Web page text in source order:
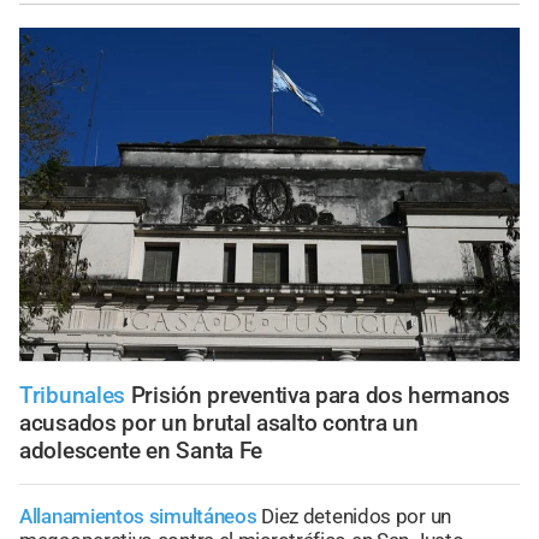
Tribunales Prisión preventiva para dos hermanos
acusados por un brutal asalto contra un
adolescente en Santa Fe
Allanamientos simultáneos Diez detenidos por un